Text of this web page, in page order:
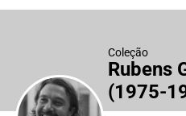
Coleção
Rubens
(1975-